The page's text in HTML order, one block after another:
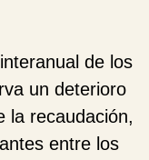
de los
un deterioro
la recaudación,
entre los